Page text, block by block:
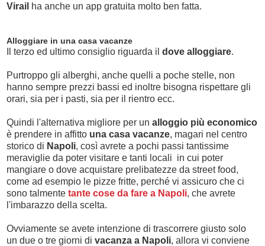
Virail ha anche un app gratuita molto ben fatta.
Alloggiare in una casa vacanze
Il terzo ed ultimo consiglio riguarda il dove alloggiare.
Purtroppo gli alberghi, anche quelli a poche stelle, non
hanno sempre prezzi bassi ed inoltre bisogna rispettare gli
orari, sia per i pasti, sia per il rientro ecc.
Quindi l'alternativa migliore per un alloggio più economico
è prendere in affitto una casa vacanze, magari nel centro
storico di Napoli, così avrete a pochi passi tantissime
meraviglie da poter visitare e tanti locali in cui poter
mangiare o dove acquistare prelibatezze da street food,
come ad esempio le pizze fritte, perché vi assicuro che ci
sono talmente tante cose da fare a Napoli, che avrete
l'imbarazzo della scelta.
Ovviamente se avete intenzione di trascorrere giusto solo
un due o tre giorni di vacanza a Napoli, allora vi conviene